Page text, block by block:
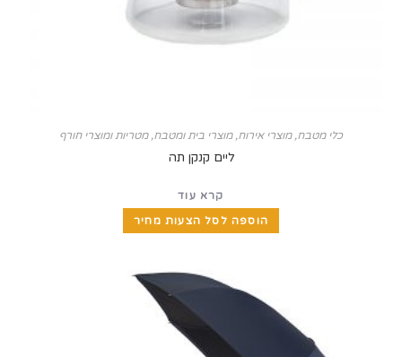
מוצרי אירוח,מוצרי בית ומטבח,מטריות ומוצרי חורף
הוספה לסל הצעות מחיר